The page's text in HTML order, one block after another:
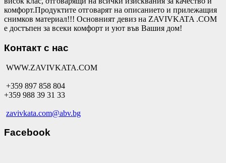
комфорт.Продуктите отговарят на описанието и прилежащия
снимков материал!!! Основният девиз на ZAVIVKATA .COM
е достъпен за всеки комфорт и уют във Вашия дом!
Контакт с нас
WWW.ZAVIVKATA.COM
+359 897 858 804
+359 988 39 31 33
zavivkata.com@abv.bg
Facebook